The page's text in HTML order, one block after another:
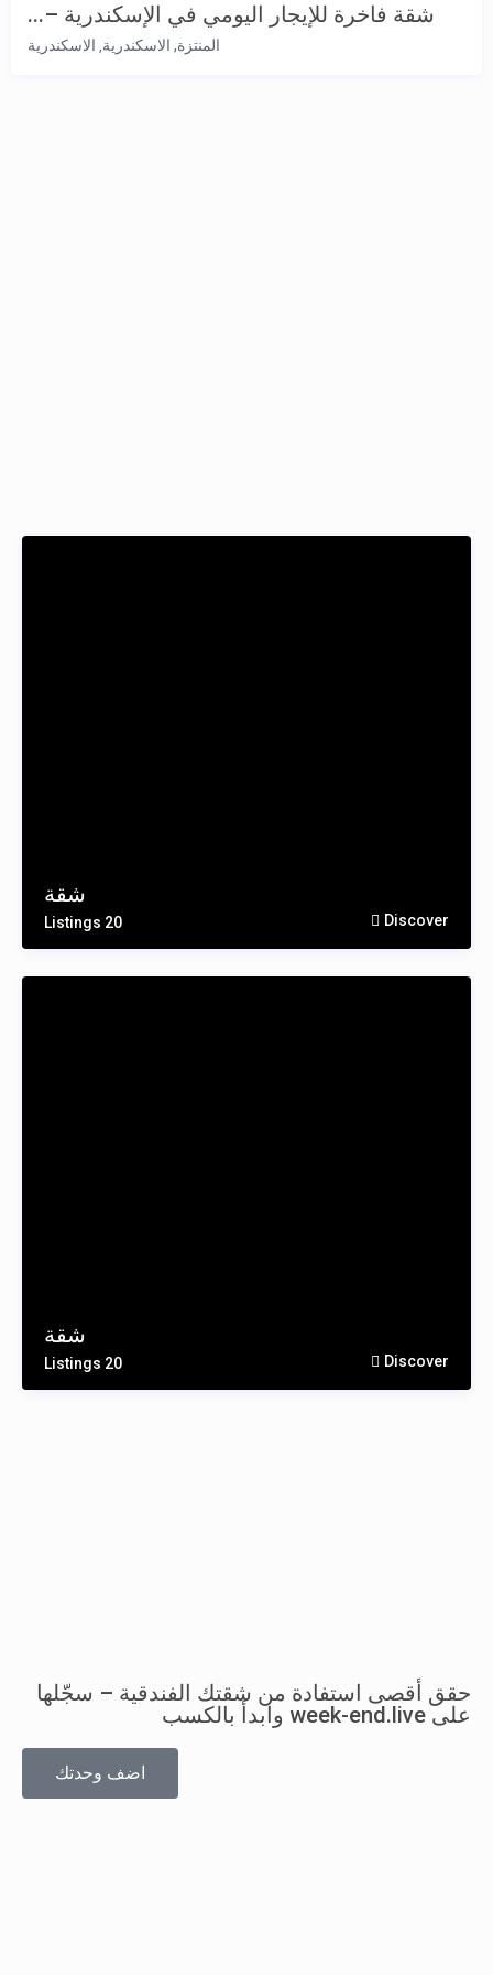
شقة فاخرة للإيجار اليومي في الإسكندرية –...
المنتزة, الاسكندرية, الاسكندرية
شقة
20 Listings Discover
شقة
20 Listings Discover
حقق أقصى استفادة من شقتك الفندقية – سجّلها
على week-end.live وابدأ بالكسب
اضف وحدتك